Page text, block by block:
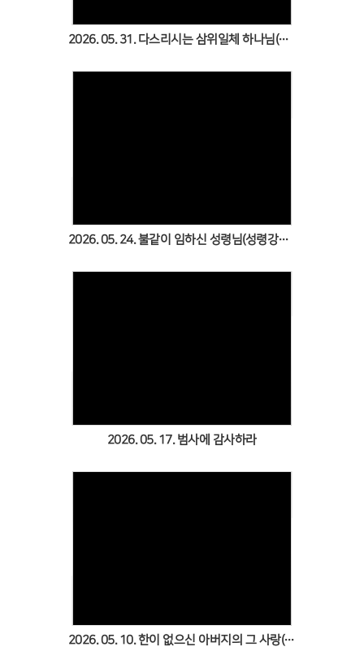
2026. 05. 31. 다스리시는 삼위일체 하나님(삼위일체주일)
2026. 05. 24. 불같이 임하신 성령님(성령강림주일)
2026. 05. 17. 범사에 감사하라
2026. 05. 10. 한이 없으신 아버지의 그 사랑(어버이주일)